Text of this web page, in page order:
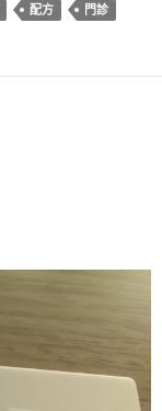
配方 門診